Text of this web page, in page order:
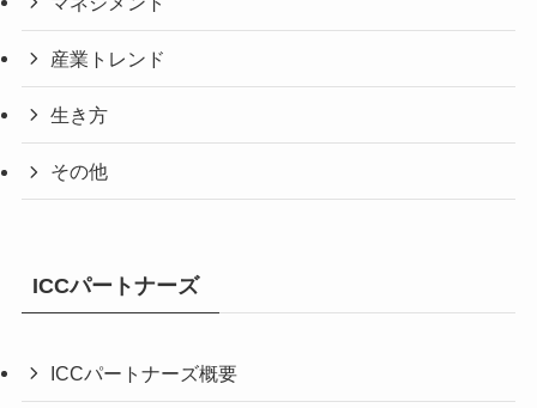
産業トレンド
生き方
その他
ICCパートナーズ
ICCパートナーズ概要